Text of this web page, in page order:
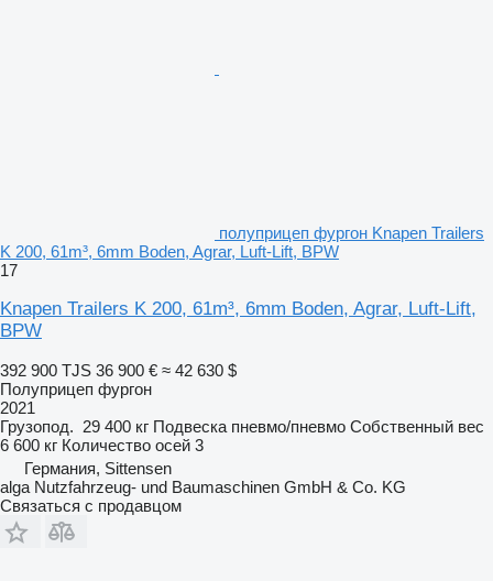
полуприцеп фургон Knapen Trailers
K 200, 61m³, 6mm Boden, Agrar, Luft-Lift, BPW
17
Knapen Trailers K 200, 61m³, 6mm Boden, Agrar, Luft-Lift,
BPW
392 900 TJS 36 900 € ≈ 42 630 $
Полуприцеп фургон
2021
Грузопод. 29 400 кг Подвеска пневмо/пневмо Собственный вес
6 600 кг Количество осей 3
Германия, Sittensen
alga Nutzfahrzeug- und Baumaschinen GmbH & Co. KG
Связаться с продавцом